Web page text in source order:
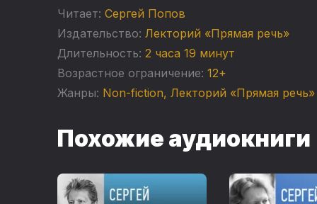
Читает: Сергей Попов
Издательство: Лекторий «Прямая речь»
Длительность: 2 часа 19 минут
Возрастное ограничение: 12+
Жанры: Non-fiction, Лекторий «Прямая речь»
Похожие аудиокниги